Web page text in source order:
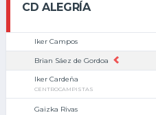
CD ALEGRÍA
Iker Campos
Brian Sáez de Gordoa
Iker Cardeña
CENTROCAMPISTAS
Gaizka Rivas